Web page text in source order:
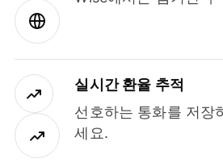
실시간 환율 추적
선호하는 통화를 저장
세요.